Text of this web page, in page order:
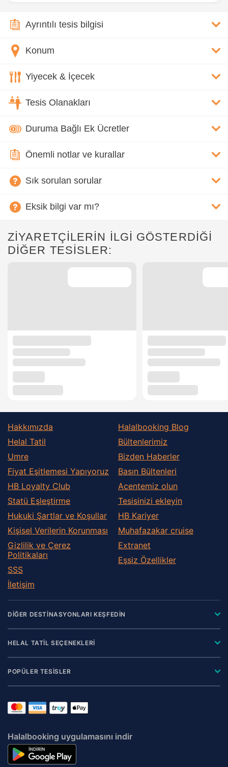
Ayrıntılı tesis bilgisi
Konum
Yiyecek & İçecek
Tesis Olanakları
Duruma Bağlı Ek Ücretler
Önemli notlar ve kurallar
Sık sorulan sorular
Eksik bilgi var mı?
ZİYARETÇİLERİN İLGİ GÖSTERDİĞİ
DİĞER TESİSLER:
Hakkımızda
Helal Tatil
Umre
Fiyat Eşitlemesi Yapıyoruz
HB Loyalty Club
Statü Eşleştirme
Hukuki Şartlar ve Koşullar
Kişisel Verilerin Korunması
Gizlilik ve Çerez
Politikaları
SSS
İletişim
Halalbooking Blog
Bültenlerimiz
Bizden Haberler
Basın Bültenleri
Acentemiz olun
Tesisinizi ekleyin
HB Kariyer
Muhafazakar сruise
Extranet
Eşsiz Özellikler
DİĞER DESTİNASYONLARI KEŞFEDİN
HELAL TATİL SEÇENEKLERİ
POPÜLER TESİSLER
Halalbooking uygulamasını indir